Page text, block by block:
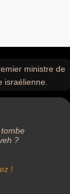
ministre de
?
!